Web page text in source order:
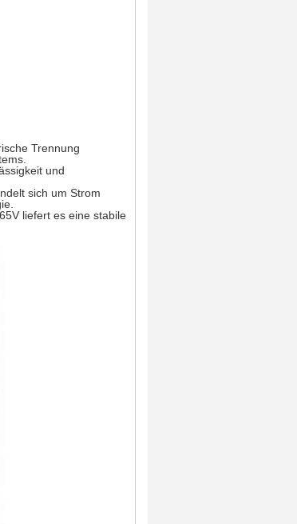
Trennung
und
sich um Strom
liefert es eine stabile